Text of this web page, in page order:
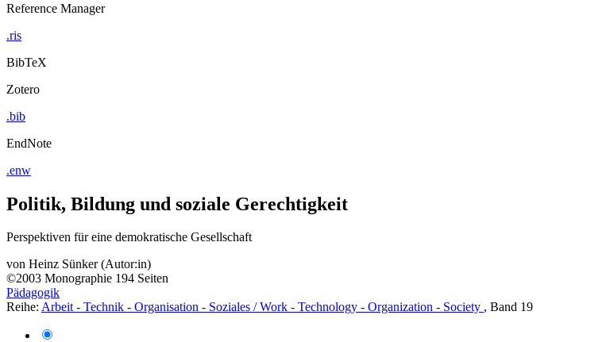
Reference Manager
.ris
BibTeX
Zotero
.bib
EndNote
.enw
Politik, Bildung und soziale Gerechtigkeit
Perspektiven für eine demokratische Gesellschaft
von Heinz Sünker (Autor:in)
©2003 Monographie 194 Seiten
Pädagogik
Reihe: Arbeit - Technik - Organisation - Soziales / Work - Technology - Organization - Society , Band 19